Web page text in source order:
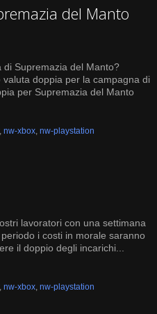
del Manto
Supremazia del Manto?
doppia per la campagna di
per Supremazia del Manto
, nw-xbox, nw-playstation
lavoratori con una settimana
i costi in morale saranno
il doppio degli incarichi...
, nw-xbox, nw-playstation